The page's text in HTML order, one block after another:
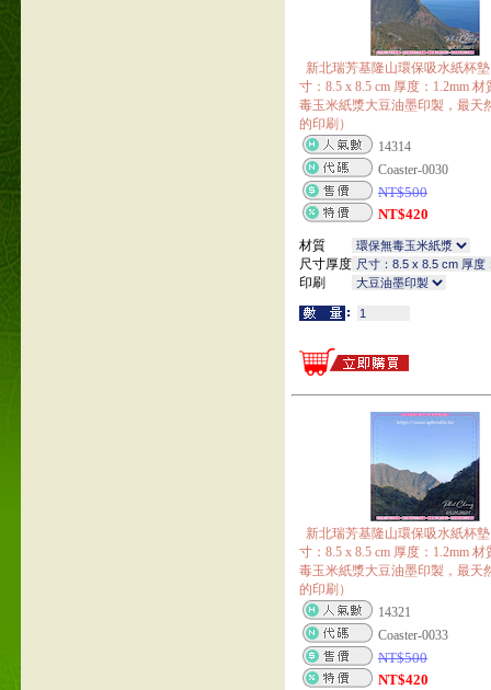
新北瑞芳基隆山環保吸水紙杯
寸：8.5 x 8.5 cm 厚度：1.2mm
毒玉米紙漿大豆油墨印製，最天
的印刷）
14314
Coaster-0030
NT$500
NT$420
材質
尺寸厚度
印刷
新北瑞芳基隆山環保吸水紙杯
寸：8.5 x 8.5 cm 厚度：1.2mm
毒玉米紙漿大豆油墨印製，最天
的印刷）
14321
Coaster-0033
NT$500
NT$420